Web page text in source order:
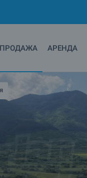
ПРОДАЖА АРЕНДА